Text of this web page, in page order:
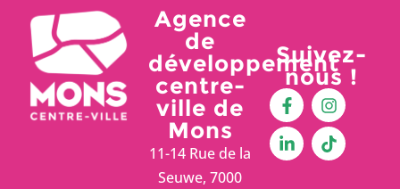
Agence
de
développement
centre-
ville de
Mons
11-14 Rue de la
Seuwe, 7000
Suivez-
nous !